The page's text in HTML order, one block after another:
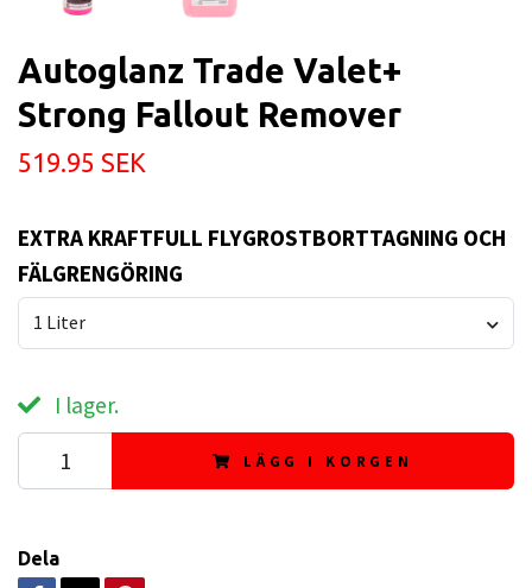
Autoglanz Trade Valet+
Strong Fallout Remover
519.95 SEK
EXTRA KRAFTFULL FLYGROSTBORTTAGNING OCH
FÄLGRENGÖRING
1 Liter
I lager.
LÄGG I KORGEN
Dela